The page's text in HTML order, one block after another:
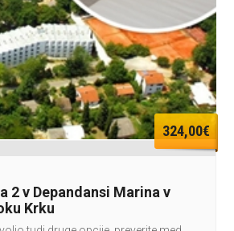
324,00€
2 v Depandansi Marina v
Krku